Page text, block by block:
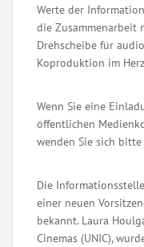
Werte der
die Zusammenarbeit
Drehscheibe für
Koproduktion im
Wenn Sie eine
öffentlichen
wenden Sie sich bitte
Die
einer neuen
bekannt. Laura
Cinemas (UNIC),